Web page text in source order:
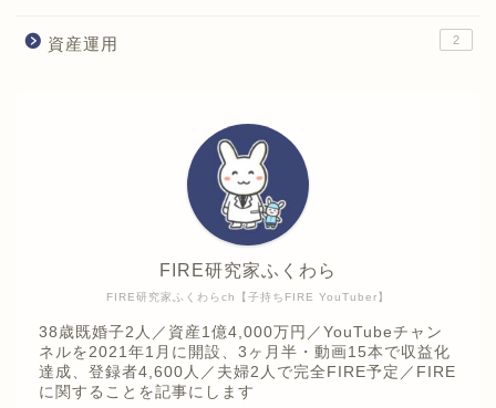
資産運用 2
FIRE研究家ふくわらch【子持ちFIRE YouTuber】
FIRE研究家ふくわら
38歳既婚子2人／資産1億4,000万円／YouTubeチャン
ネルを2021年1月に開設、3ヶ月半・動画15本で収益化
達成、登録者4,600人／夫婦2人で完全FIRE予定／FIRE
に関することを記事にします